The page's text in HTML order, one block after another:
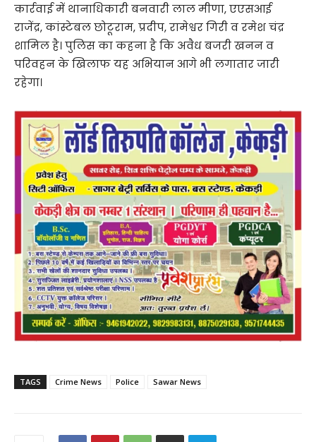
कार्रवाई में थानाधिकारी बनवारी लाल मीणा, एएसआई
राजेंद्र, कांस्टेबल छोटूराम, प्रदीप, रामेश्वर गिरी व रमेश चंद्र
शामिल है। पुलिस का कहना है कि अवैध बजरी खनन व
परिवहन के खिलाफ यह अभियान आगे भी लगातार जारी
रहेगा।
TAGS Crime News Police Sawar News